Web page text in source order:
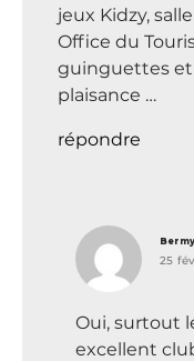
jeux Kidzy,
Office du
guinguettes et
plaisance …
répondre
25
Oui, surtout
excellent